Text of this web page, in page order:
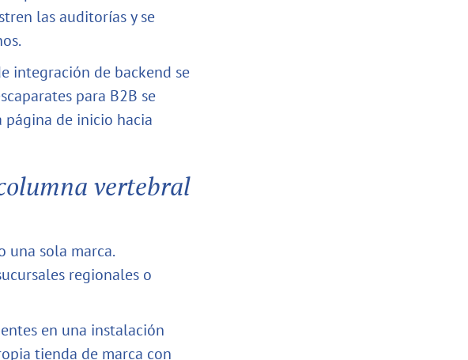
las auditorías y se
integración de backend se
para B2B se
página de inicio hacia
vertebral
una sola marca.
regionales o
en una instalación
tienda de marca con